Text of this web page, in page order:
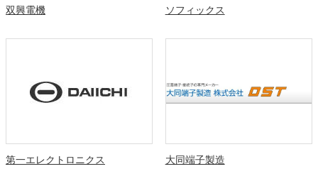
双興電機 ソフィックス
第一エレクトロニクス 大同端子製造